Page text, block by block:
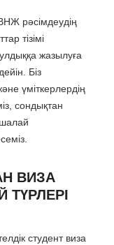
рәсімдеудің
тізімі
жазылуға
Біз
үміткерлердің
сондықтан
ВИЗА
ТҮРЛЕРІ
студент виза